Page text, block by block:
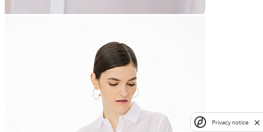
Privacy notice